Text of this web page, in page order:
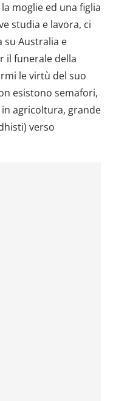
moglie ed una figlia
studia e lavora, ci
su Australia e
il funerale della
le virtù del suo
esistono semafori,
agricoltura, grande
verso